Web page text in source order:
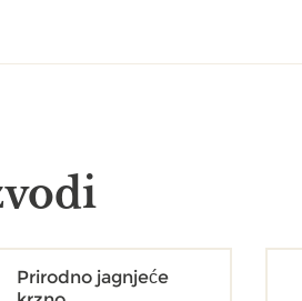
Prirodno jagnjeće